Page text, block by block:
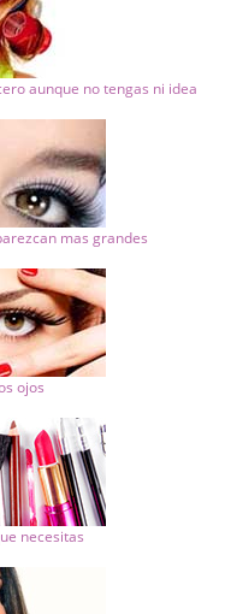
aunque no tengas ni idea
mas grandes
ojos
necesitas